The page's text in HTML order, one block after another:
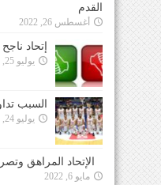
القدم
أغسطس 26, 2022
إتحاد
يوليو 25, 2022
السبب
يوليو 24, 2022
الإتحاد المراهق
مايو 6, 2022